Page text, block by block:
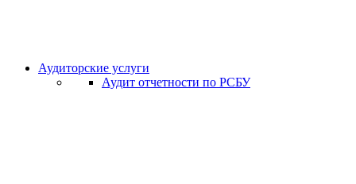
Аудиторские услуги
Аудит отчетности по РСБУ